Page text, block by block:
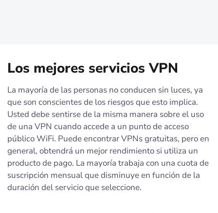
Los mejores servicios VPN
La mayoría de las personas no conducen sin luces, ya
que son conscientes de los riesgos que esto implica.
Usted debe sentirse de la misma manera sobre el uso
de una VPN cuando accede a un punto de acceso
público WiFi. Puede encontrar VPNs gratuitas, pero en
general, obtendrá un mejor rendimiento si utiliza un
producto de pago. La mayoría trabaja con una cuota de
suscripción mensual que disminuye en función de la
duración del servicio que seleccione.